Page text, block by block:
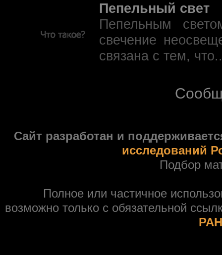
Пепельный свет
Пепельным
свечение
связана с тем,
Сайт разработан и
исследований
Подбор
Полное или частичное
возможно только с обязательной